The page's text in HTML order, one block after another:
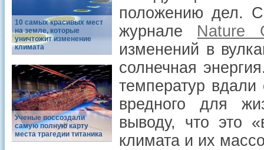
10 самых красивых мест
на земле, которые
уничтожит изменение
климата
Ученые воссоздали
самую полную карту
места трагедии титаника
положению дел.
журнале Nature
изменений в
солнечная
температур вдали
вредного для
выводу, что это
климата и их